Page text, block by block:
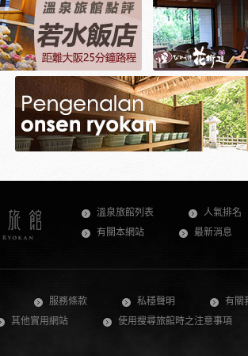
溫泉旅館列表 人氣排名
有關本網站
最新消息
服務條款 私穩聲明 有關
其他實用網站 使用搜尋旅館時之注意事項